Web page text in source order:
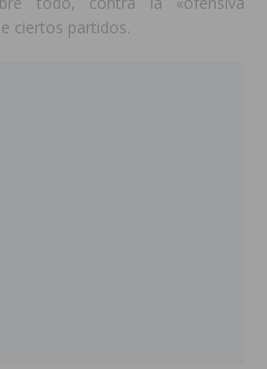
ciertos partidos.